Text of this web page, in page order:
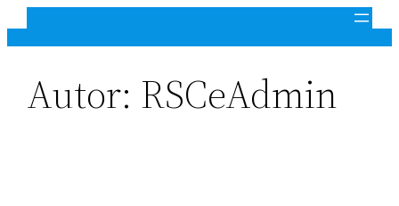
Inhalt
Autor: RSCeAdmin